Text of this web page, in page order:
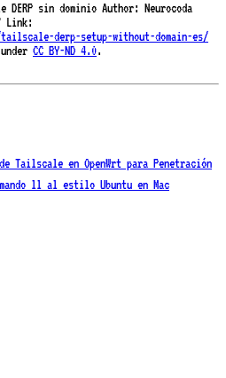
DERP sin dominio Author: Neurocoda
Link:
derp-setup-without-domain-es/
CC BY-ND 4.0.
Tailscale en OpenWrt para Penetración
ll al estilo Ubuntu en Mac